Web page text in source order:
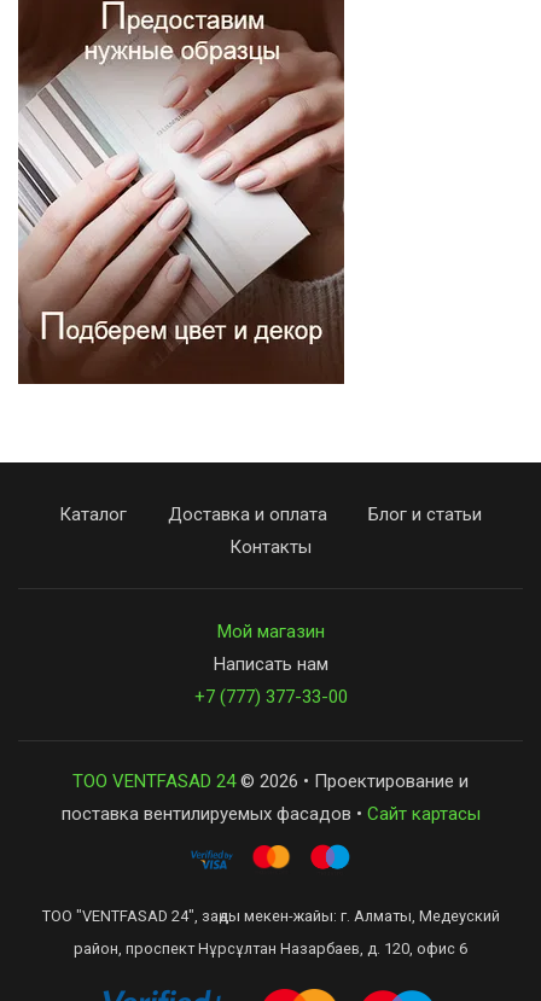
Каталог Доставка и оплата
Блог и статьи
Контакты
Мой магазин
Написать нам
+7 (777) 377-33-00
ТОО VENTFASAD 24© 2026 • Проектирование и
поставка вентилируемых фасадов • Сайт картасы
ТОО "VENTFASAD 24", заңды мекен-жайы: г. Алматы, Медеуский
район, проспект Нұрсұлтан Назарбаев, д. 120, офис 6